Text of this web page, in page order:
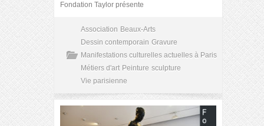
Fondation Taylor présente
Association Beaux-Arts
Dessin contemporain Gravure
Manifestations culturelles actuelles à Paris
Métiers d'art Peinture sculpture
Vie parisienne